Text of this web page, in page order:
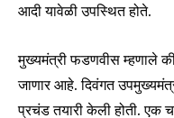
आदी यावेळी उपस्थित होते.
मुख्यमंत्री फडणवीस म्हणाले
जाणार आहे. दिवंगत
प्रचंड तयारी केली होती. एक